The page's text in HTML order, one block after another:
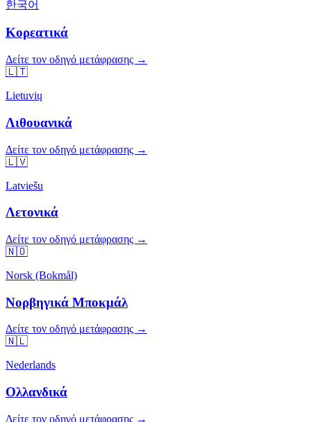
한국어
Κορεατικά
Δείτε τον οδηγό μετάφρασης →
🇱🇹
Lietuvių
Λιθουανικά
Δείτε τον οδηγό μετάφρασης →
🇱🇻
Latviešu
Λετονικά
Δείτε τον οδηγό μετάφρασης →
🇳🇴
Norsk (Bokmål)
Νορβηγικά Μποκμάλ
Δείτε τον οδηγό μετάφρασης →
🇳🇱
Nederlands
Ολλανδικά
Δείτε τον οδηγό μετάφρασης →